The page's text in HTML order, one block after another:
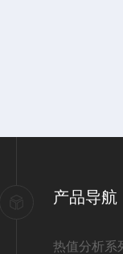
产品导航
热值分析系